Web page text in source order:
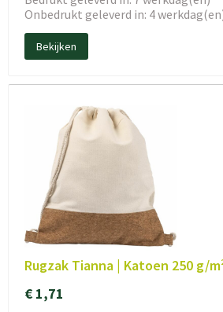
Onbedrukt geleverd in: 4
Bekijken
Rugzak Tianna | Katoen 250 g/
€ 1,71